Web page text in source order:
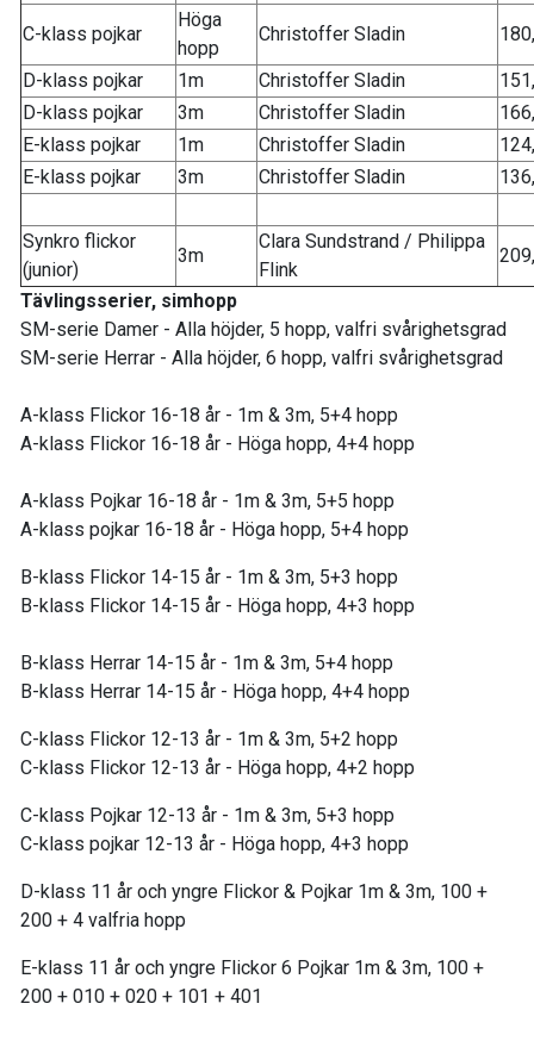
C-klass pojkar
Höga
hopp
Christoffer Sladin
D-klass pojkar 1m Christoffer Sladin
D-klass pojkar
3m Christoffer Sladin
E-klass pojkar
1m Christoffer Sladin
E-klass pojkar
3m Christoffer Sladin
Synkro flickor
(junior)
3m
Clara Sundstrand / Philippa
Flink
Tävlingsserier, simhopp
SM-serie Damer - Alla höjder, 5 hopp, valfri svårighetsgrad
SM-serie Herrar - Alla höjder, 6 hopp, valfri svårighetsgrad
A-klass Flickor 16-18 år - 1m & 3m, 5+4 hopp
A-klass Flickor 16-18 år - Höga hopp, 4+4 hopp
A-klass Pojkar 16-18 år - 1m & 3m, 5+5 hopp
A-klass pojkar 16-18 år - Höga hopp, 5+4 hopp
B-klass Flickor 14-15 år - 1m & 3m, 5+3 hopp
B-klass Flickor 14-15 år - Höga hopp, 4+3 hopp
B-klass Herrar 14-15 år - 1m & 3m, 5+4 hopp
B-klass Herrar 14-15 år - Höga hopp, 4+4 hopp
C-klass Flickor 12-13 år - 1m & 3m, 5+2 hopp
C-klass Flickor 12-13 år - Höga hopp, 4+2 hopp
C-klass Pojkar 12-13 år - 1m & 3m, 5+3 hopp
C-klass pojkar 12-13 år - Höga hopp, 4+3 hopp
D-klass 11 år och yngre Flickor & Pojkar 1m & 3m, 100 +
200 + 4 valfria hopp
E-klass 11 år och yngre Flickor 6 Pojkar 1m & 3m, 100 +
200 + 010 + 020 + 101 + 401